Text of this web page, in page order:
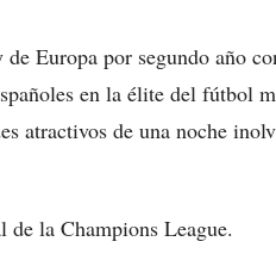
Europa por segundo año
en la élite del fútbol
atractivos de una noche
de la Champions League.